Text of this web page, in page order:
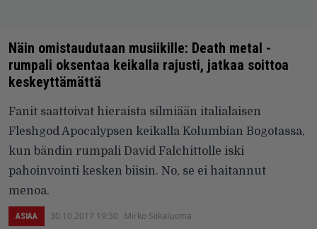
Näin omistaudutaan musiikille: Death metal -
rumpali oksentaa keikalla rajusti, jatkaa soittoa
keskeyttämättä
Fanit saattoivat hieraista silmiään italialaisen
Fleshgod Apocalypsen keikalla Kolumbian Bogotassa,
kun bändin rumpali David Falchittolle iski
pahoinvointi kesken biisin. No, se ei haitannut
menoa.
ASIAA 30.10.2017 19:30 Mirko Siikaluoma